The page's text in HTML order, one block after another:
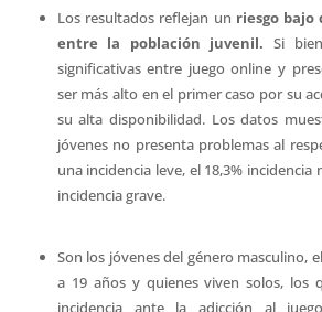
Los resultados reflejan un riesgo bajo
entre la población juvenil. Si
significativas entre juego online y
ser más alto en el primer caso por su
su alta disponibilidad. Los datos
jóvenes no presenta problemas al
una incidencia leve, el 18,3% incidencia
incidencia grave.
Son los jóvenes del género masculino,
a 19 años y quienes viven solos, los
incidencia ante la adicción al